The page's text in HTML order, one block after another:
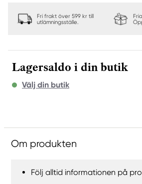
Fri frakt över 599 kr till
utlämningsställe.
Lagersaldo i din butik
Välj din butik
Om produkten
Följ alltid informationen på